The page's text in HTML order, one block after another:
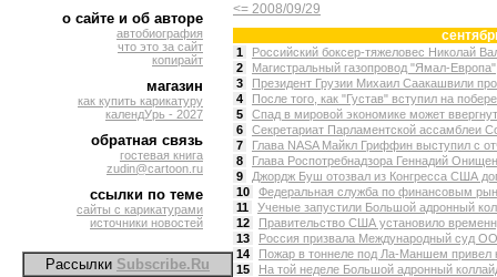
о сайте и об авторе
автобиография
что это за сайт
копирайт
магазин
как купить карикатуру
календУрь - 2027
обратная связь
гостевая книга
zudin@cartoon.ru
ссылки по теме
сайты с карикатурами
источники новостей
Рассылки Subscribe.Ru
<= 2008/09/29
1
Российский боксер-тяжеловес Николай
2
Магистральный газопровод "Ямал-
3
Президент Грузии Михаил Саакашвили
4
После того, как "Густав" вступил на
5
Спад в мировой экономике может
6
Секретариат Парламентской ассамблеи
7
Глава NASA Майкл Гриффин выступил с
8
Глава Роспотребнадзора Геннадий
9
Джордж Буш отозвал из Конгресса США
10
Федеральная служба по финансовым
11
Ученые запустили Большой адронный
12
Правительство США установило
13
Россия призвала Международный суд
14
Пожар в тоннеле под Ла-Маншем привел
15
На той неделе Большой адронный